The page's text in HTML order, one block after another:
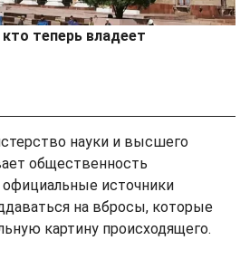
теперь владеет
науки и высшего
общественность
источники
на вбросы, которые
картину происходящего.